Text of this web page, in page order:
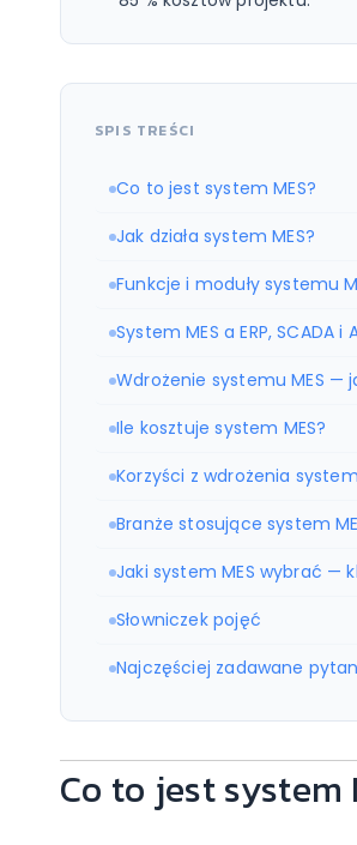
SPIS TREŚCI
Co to jest system MES?
Jak działa system MES?
Funkcje i moduły systemu
System MES a ERP, SCADA i
Wdrożenie systemu MES —
Ile kosztuje system MES?
Korzyści z wdrożenia
Branże stosujące system
Jaki system MES wybrać —
Słowniczek pojęć
Najczęściej zadawane
Co to jest system